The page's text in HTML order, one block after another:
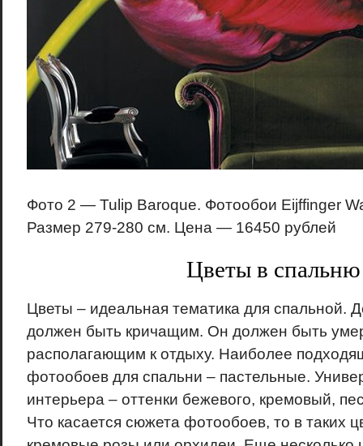
Фото 2 — Tulip Baroque. Фотообои Eijffinger
Размер 279-280 см. Цена — 16450 рублей
Цветы в спальню
Цветы – идеальная тематика для спальной.
должен быть кричащим. Он должен быть
располагающим к отдыху. Наиболее
фотообоев для спальни – пастельные.
интерьера – оттенки бежевого, кремовый,
Что касается сюжета фотообоев, то в таких